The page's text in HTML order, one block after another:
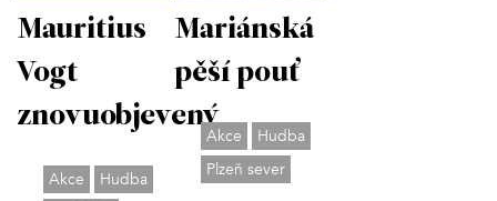
Mauritius
Vogt
znovuobjevený
Akce
Hudba
Mariánská
pěší pouť
Akce
Hudba
Plzeň sever